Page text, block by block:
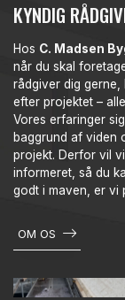
KYNDIG
Hos C. Madsen
når du skal
rådgiver dig gerne,
efter projektet –
Vores erfaringer
baggrund af viden
projekt. Derfor vil
informeret, så du
godt i maven, er vi
OM OS